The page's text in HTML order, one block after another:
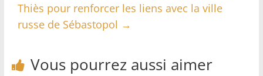
Thiès pour renforcer les liens avec la ville
russe de Sébastopol →
Vous pourrez aussi aimer